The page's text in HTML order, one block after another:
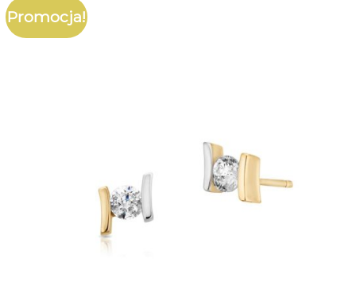
Promocja!